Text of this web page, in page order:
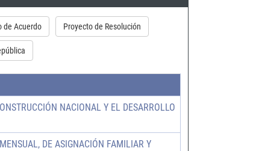
de Acuerdo Proyecto de Resolución
NACIONAL Y EL DESARROLLO
DE ASIGNACIÓN FAMILIAR Y